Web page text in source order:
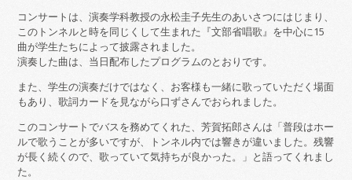
コンサートは、演奏学科教授の永松圭子先生のあいさつにはじまり、
このトンネルと時を同じくして生まれた『文部省唱歌』を中心に15
曲が学生たちによって披露されました。
演奏した曲は、当日配布したプログラムのとおりです。
また、学生の演奏だけではなく、お客様も一緒に歌っていただく場面
もあり、歌詞カードを見ながら口ずさんでおられました。
このコンサートでバスを務めてくれた、芳賀拓郎さんは「普段はホー
ルで歌うことが多いですが、トンネル内では響きが違いました。残響
が長く続くので、歌っていて気持ちが良かった。」と語ってくれまし
た。